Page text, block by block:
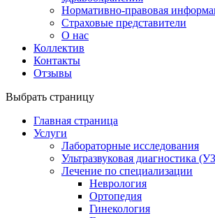
Нормативно-правовая
Страховые представители
О нас
Коллектив
Контакты
Отзывы
Выбрать страницу
Главная страница
Услуги
Лабораторные исследования
Ультразвуковая диагностика
Лечение по специализации
Неврология
Ортопедия
Гинекология